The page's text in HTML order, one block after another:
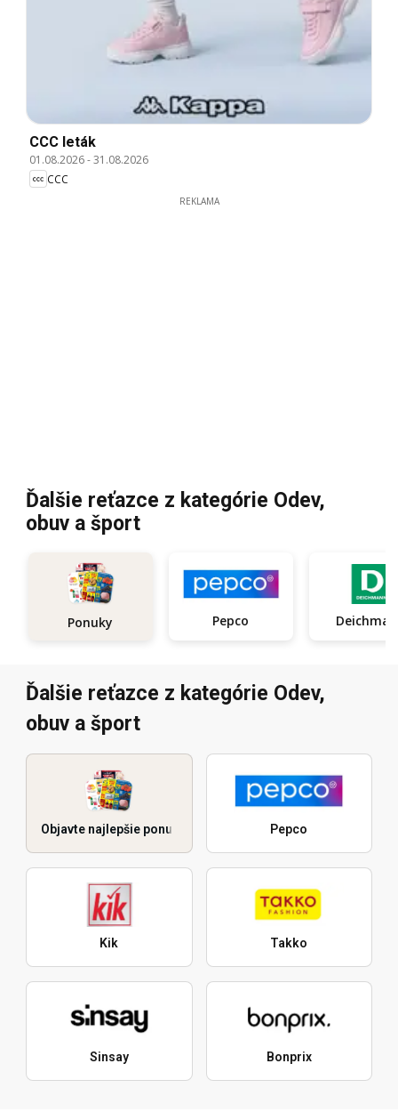
CCC leták
01.08.2026-31.08.2026
CCC
REKLAMA
Ďalšie reťazce z kategórie Odev,
obuv a šport
Ponuky Pepco
Ďalšie reťazce z kategórie Odev,
obuv a šport
Objavte najlepšie ponuky Pepco
Kik Takko
Sinsay Bonprix